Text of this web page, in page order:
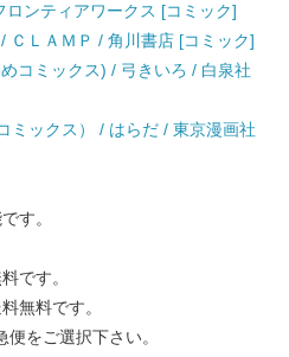
ンティアワークス [コミック]
ＣＬＡＭＰ / 角川書店 [コミック]
コミックス) / 弓きいろ / 白泉社
ミックス） / はらだ / 東京漫画社
す。
です。
無料です。
をご選択下さい。